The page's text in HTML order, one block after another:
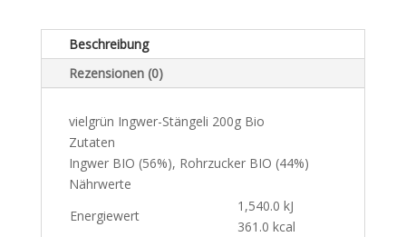
MengeBeschreibung
Rezensionen (0)
vielgrün Ingwer-Stängeli 200g Bio
Zutaten
Ingwer BIO (56%), Rohrzucker BIO (44%)
Nährwerte
Energiewert
1,540.0 kJ
361.0 kcal